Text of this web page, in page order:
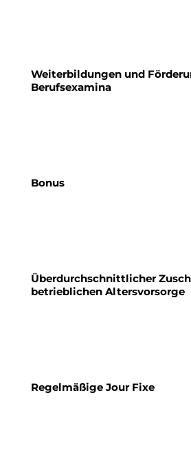
Weiterbildungen und
Berufsexamina
Bonus
Überdurchschnittlicher
betrieblichen Altersvorsorge
Regelmäßige Jour Fixe